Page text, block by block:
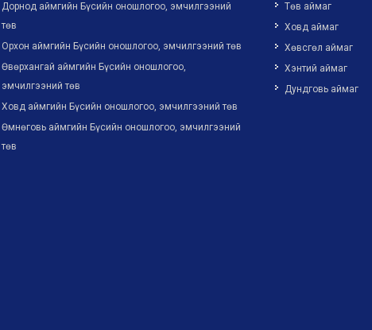
Дорнод аймгийн Бүсийн оношлогоо, эмчилгээний
төв
Орхон аймгийн Бүсийн оношлогоо, эмчилгээний төв
Өвөрхангай аймгийн Бүсийн оношлогоо,
эмчилгээний төв
Ховд аймгийн Бүсийн оношлогоо, эмчилгээний төв
Өмнөговь аймгийн Бүсийн оношлогоо, эмчилгээний
төв
Төв аймаг
Ховд аймаг
Хөвсгөл аймаг
Хэнтий аймаг
Дундговь аймаг